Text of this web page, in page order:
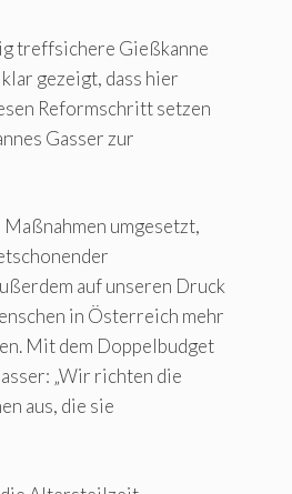
treffsichere Gießkanne
gezeigt, dass hier
Reformschritt setzen
Gasser zur
umgesetzt,
auf unseren Druck
in Österreich mehr
Mit dem Doppelbudget
„Wir richten die
aus, die sie